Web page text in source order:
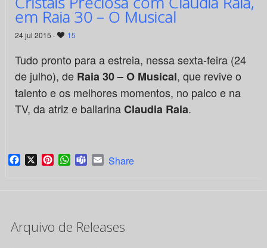
em Raia 30 – O Musical
24 jul 2015 · 15
Tudo pronto para a estreia, nessa sexta-feira (24
de julho), de Raia 30 – O Musical, que revive o
talento e os melhores momentos, no palco e na
TV, da atriz e bailarinaClaudia Raia.
Facebook
X PinterestWhatsApp
TeamsEmail
Share
Arquivo de Releases